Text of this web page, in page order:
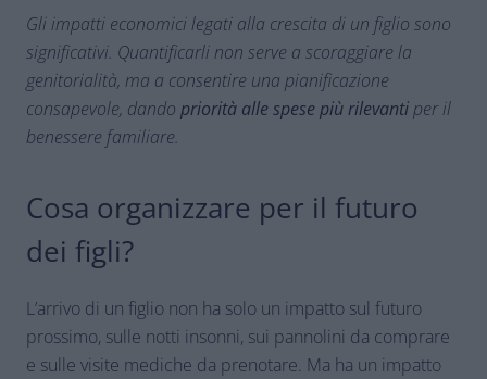
Gli impatti economici legati alla crescita di un figlio sono
significativi. Quantificarli non serve a scoraggiare la
genitorialità, ma a consentire una pianificazione
consapevole, dando priorità alle spese più rilevantiper il
benessere familiare.
Cosa organizzare per il futuro
dei figli?
L’arrivo di un figlio non ha solo un impatto sul futuro
prossimo, sulle notti insonni, sui pannolini da comprare
e sulle visite mediche da prenotare. Ma ha un impatto